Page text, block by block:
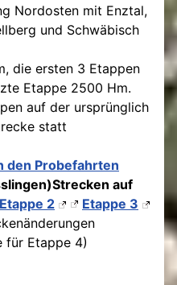
Nordosten mit Enztal,
und Schwäbisch
die ersten 3 Etappen
Etappe 2500 Hm.
auf der ursprünglich
statt
den Probefahrten
auf
Etappe 2
Etappe 3
für Etappe 4)